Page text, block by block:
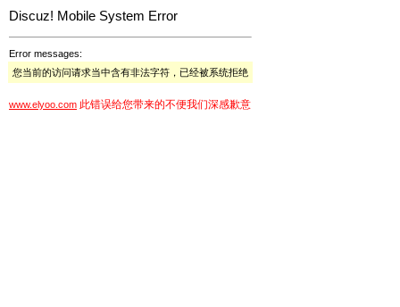
Discuz! Mobile System Error
Error messages:
您当前的访问请求当中含有非法字符，已经被系统拒绝
www.elyoo.com 此错误给您带来的不便我们深感歉意